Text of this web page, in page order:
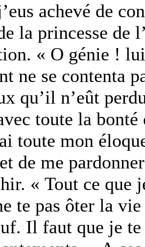
achevé de
la princesse de
« O génie !
ne se contenta
qu’il n’eût
toute la
toute mon
de me
« Tout ce
te pas ôter la
Il faut que je